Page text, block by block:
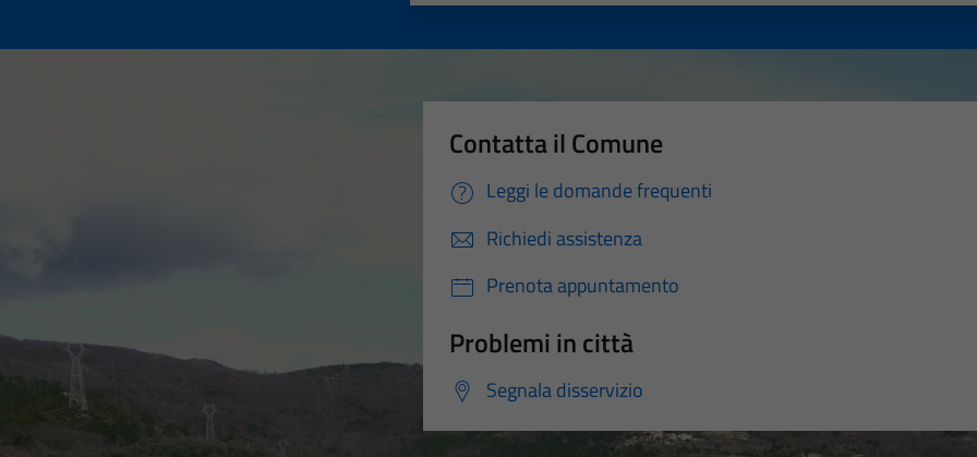
Contatta il Comune
Leggi le domande frequenti
Richiedi assistenza
Prenota appuntamento
Problemi in città
Segnala disservizio